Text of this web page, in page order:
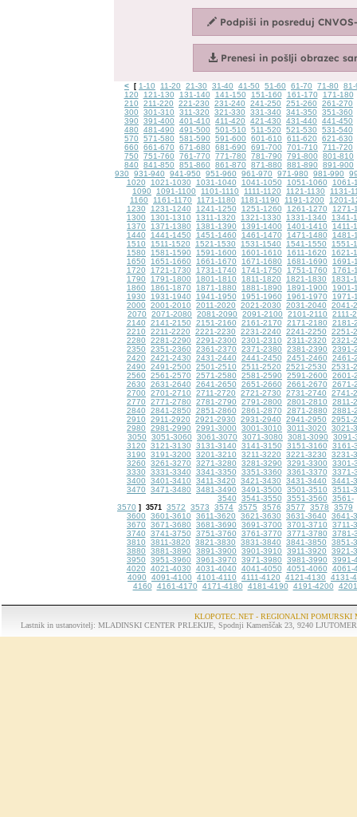
< [ 1-10 11-20 21-30 31-40 41-50 51-60 61-70 71-80
81-
120
121-130 131-140 141-150 151-160 161-170
171-180
210
211-220 221-230 231-240 241-250 251-260
261-270
300
301-310 311-320 321-330 331-340 341-350
351-360
390
391-400 401-410 411-420 421-430 431-440
441-450
480
481-490 491-500 501-510 511-520 521-530
531-540
570
571-580 581-590 591-600 601-610 611-620
621-630
660
661-670 671-680 681-690 691-700 701-710
711-720
750
751-760 761-770 771-780 781-790 791-800
801-810
840
841-850 851-860 861-870 871-880 881-890
891-900
930
931-940 941-950 951-960 961-970 971-980 981-990
1020
1021-1030 1031-1040 1041-1050 1051-1060
1061-
1090
1091-1100 1101-1110 1111-1120 1121-1130
1131-
1160
1161-1170 1171-1180 1181-1190 1191-1200
1201-
1230
1231-1240 1241-1250 1251-1260 1261-1270
1271-
1300
1301-1310 1311-1320 1321-1330 1331-1340
1341-
1370
1371-1380 1381-1390 1391-1400 1401-1410
1411-
1440
1441-1450 1451-1460 1461-1470 1471-1480
1481-
1510
1511-1520 1521-1530 1531-1540 1541-1550
1551-
1580
1581-1590 1591-1600 1601-1610 1611-1620
1621-
1650
1651-1660 1661-1670 1671-1680 1681-1690
1691-
1720
1721-1730 1731-1740 1741-1750 1751-1760
1761-
1790
1791-1800 1801-1810 1811-1820 1821-1830
1831-
1860
1861-1870 1871-1880 1881-1890 1891-1900
1901-
1930
1931-1940 1941-1950 1951-1960 1961-1970
1971-
2000
2001-2010 2011-2020 2021-2030 2031-2040
2041-
2070
2071-2080 2081-2090 2091-2100 2101-2110
2111-
2140
2141-2150 2151-2160 2161-2170 2171-2180
2181-
2210
2211-2220 2221-2230 2231-2240 2241-2250
2251-
2280
2281-2290 2291-2300 2301-2310 2311-2320
2321-
2350
2351-2360 2361-2370 2371-2380 2381-2390
2391-
2420
2421-2430 2431-2440 2441-2450 2451-2460
2461-
2490
2491-2500 2501-2510 2511-2520 2521-2530
2531-
2560
2561-2570 2571-2580 2581-2590 2591-2600
2601-
2630
2631-2640 2641-2650 2651-2660 2661-2670
2671-
2700
2701-2710 2711-2720 2721-2730 2731-2740
2741-
2770
2771-2780 2781-2790 2791-2800 2801-2810
2811-
2840
2841-2850 2851-2860 2861-2870 2871-2880
2881-
2910
2911-2920 2921-2930 2931-2940 2941-2950
2951-
2980
2981-2990 2991-3000 3001-3010 3011-3020
3021-
3050
3051-3060 3061-3070 3071-3080 3081-3090
3091-
3120
3121-3130 3131-3140 3141-3150 3151-3160
3161-
3190
3191-3200 3201-3210 3211-3220 3221-3230
3231-
3260
3261-3270 3271-3280 3281-3290 3291-3300
3301-
3330
3331-3340 3341-3350 3351-3360 3361-3370
3371-
3400
3401-3410 3411-3420 3421-3430 3431-3440
3441-
3470
3471-3480 3481-3490 3491-3500 3501-3510
3511-
3540
3541-3550 3551-3560
3561-
3570 ] 3571 3572 3573 3574 3575 3576 3577 3578
3579
3600
3601-3610 3611-3620 3621-3630 3631-3640
3641-
3670
3671-3680 3681-3690 3691-3700 3701-3710
3711-
3740
3741-3750 3751-3760 3761-3770 3771-3780
3781-
3810
3811-3820 3821-3830 3831-3840 3841-3850
3851-
3880
3881-3890 3891-3900 3901-3910 3911-3920
3921-
3950
3951-3960 3961-3970 3971-3980 3981-3990
3991-
4020
4021-4030 4031-4040 4041-4050 4051-4060
4061-
4090
4091-4100 4101-4110 4111-4120 4121-4130
4131-
4160
4161-4170 4171-4180 4181-4190 4191-4200
KLOPOTEC.NET - REGIONALNI POMURSKI
Lastnik in ustanovitelj: MLADINSKI CENTER PRLEKIJE, Spodnji Kamenščak 23, 9240